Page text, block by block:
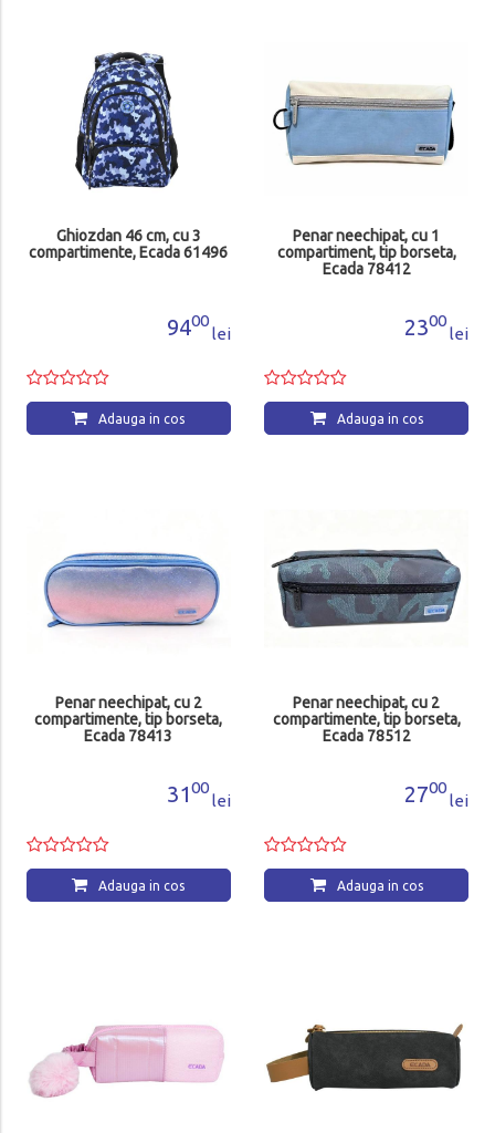
Ghiozdan 46 cm, cu 3
compartimente, Ecada 61496
9400
lei
Adauga in cos
Penar neechipat, cu 1
compartiment, tip borseta,
Ecada 78412
2300
lei
Adauga in cos
Penar neechipat, cu 2
compartimente, tip borseta,
Ecada 78413
3100
lei
Adauga in cos
Penar neechipat, cu 2
compartimente, tip borseta,
Ecada 78512
2700
lei
Adauga in cos